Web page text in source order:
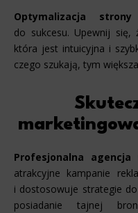
Optymalizacja strony
do sukcesu. Upewnij
która jest intuicyjna i
czego szukają, tym
Profesjonalna agencja
atrakcyjne kampanie
i dostosowuje strategie
posiadanie tajnej